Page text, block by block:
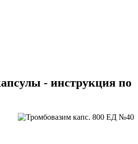
- инструкция по